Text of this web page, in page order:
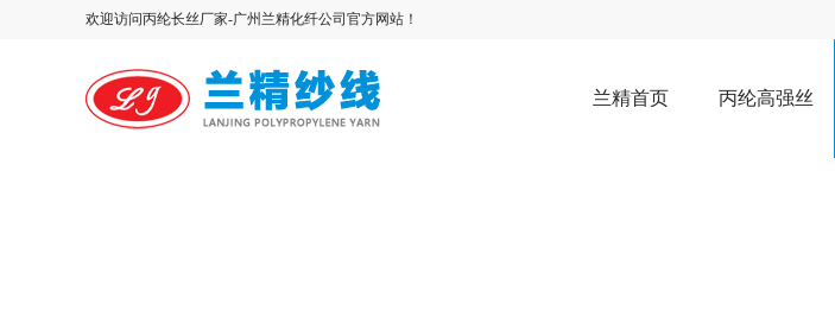
欢迎访问丙纶长丝厂家-广州兰精化纤公司官方网站！
兰精首页 丙纶高强丝